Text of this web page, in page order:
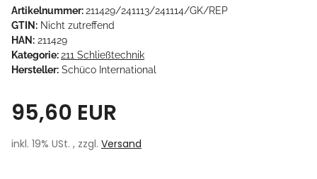
Artikelnummer:211429/241113/241114/GK/REP
GTIN: Nicht zutreffend
HAN: 211429
Kategorie:211 Schließtechnik
Hersteller: Schüco International
95,60 EUR
inkl. 19% USt. , zzgl. Versand